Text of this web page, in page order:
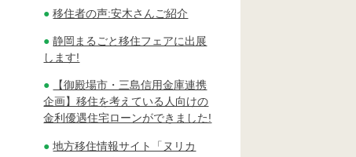
移住者の声:安木さんご紹介
静岡まるごと移住フェアに出展
します!
【御殿場市・三島信用金庫連携
企画】移住を考えている人向けの
金利優遇住宅ローンができました!
地方移住情報サイト「ヌリカ